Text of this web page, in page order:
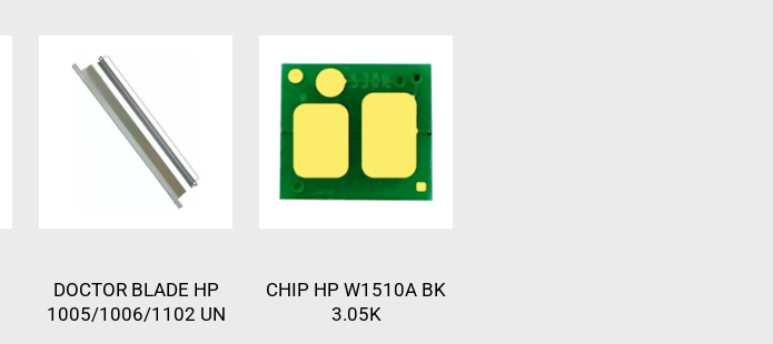
DOCTOR BLADE HP
1005/1006/1102 UN
CHIP HP W1510A BK
3.05K